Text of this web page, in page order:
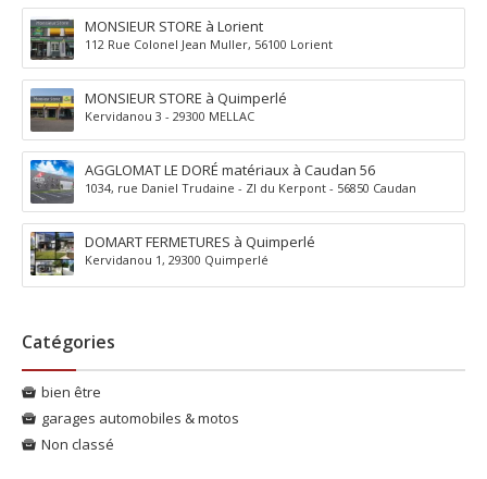
MONSIEUR STORE à Lorient
112 Rue Colonel Jean Muller, 56100 Lorient
MONSIEUR STORE à Quimperlé
Kervidanou 3 - 29300 MELLAC
AGGLOMAT LE DORÉ matériaux à Caudan 56
1034, rue Daniel Trudaine - ZI du Kerpont - 56850 Caudan
DOMART FERMETURES à Quimperlé
Kervidanou 1, 29300 Quimperlé
Catégories
bien être
garages automobiles & motos
Non classé